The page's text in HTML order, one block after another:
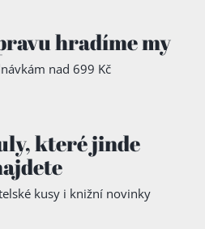
hradíme my
nad 699 Kč
které jinde
kusy i knižní novinky